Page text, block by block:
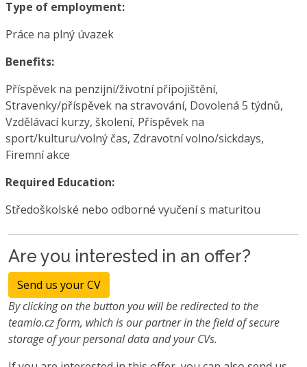
Type of employment:
Práce na plný úvazek
Benefits:
Příspěvek na penzijní/životní připojištění,
Stravenky/příspěvek na stravování, Dovolená 5 týdnů,
Vzdělávací kurzy, školení, Příspěvek na
sport/kulturu/volný čas, Zdravotní volno/sickdays,
Firemní akce
Required Education:
Středoškolské nebo odborné vyučení s maturitou
Are you interested in an offer?
Send us your CV
By clicking on the button you will be redirected to the
teamio.cz form, which is our partner in the field of secure
storage of your personal data and your CVs.